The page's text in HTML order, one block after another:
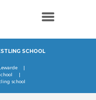
SCHOOL
school